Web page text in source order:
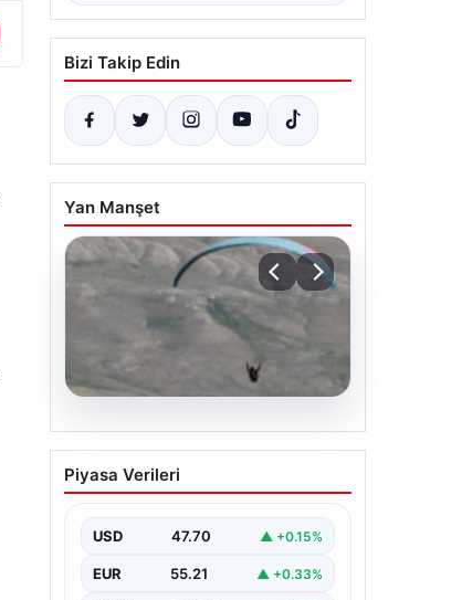
Bizi Takip Edin
Yan Manşet
07.08.2026
Fas’tan İspanya’ya
yamaç paraşütüyle
göçmen yaşamını yitirdi
Piyasa Verileri
USD 47.70 ▲ +0.15%
EUR 55.21 ▲ +0.33%